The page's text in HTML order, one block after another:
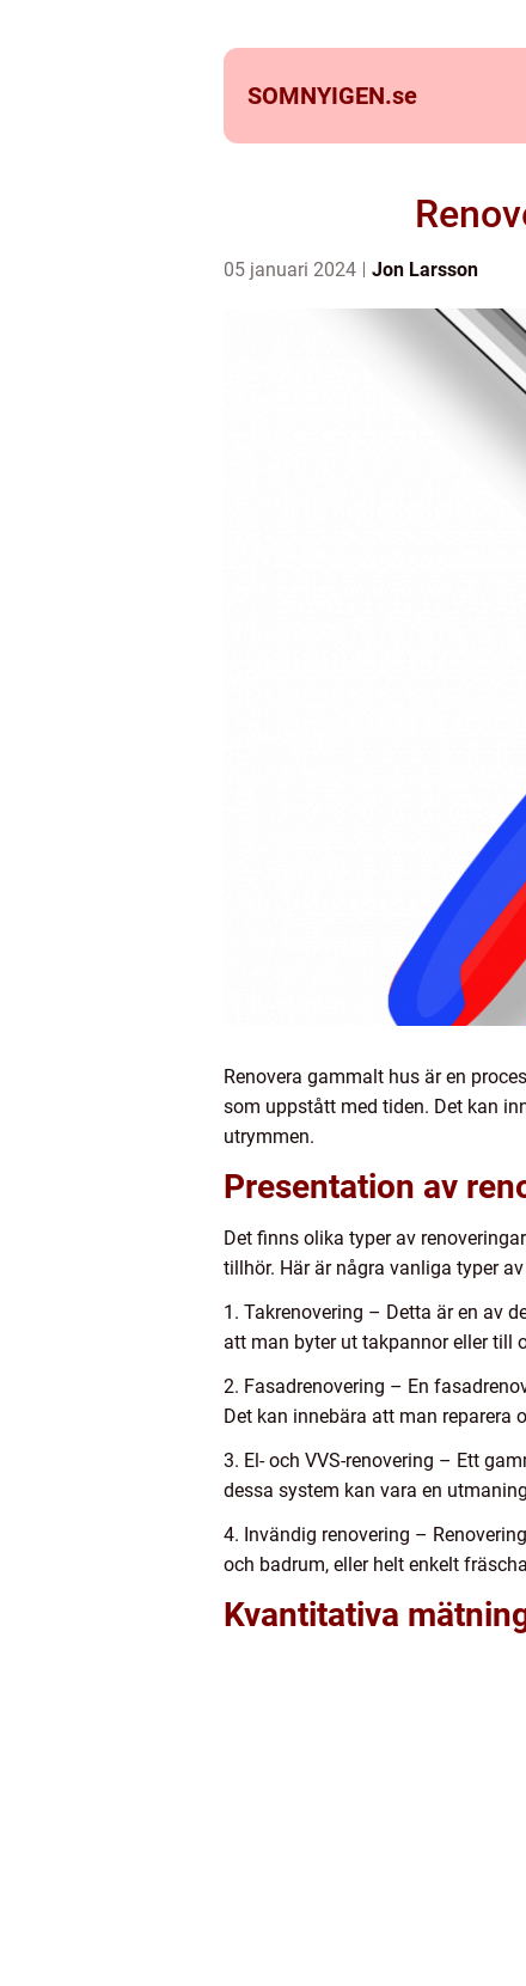
SOMNYIGEN.se
05 januari 2024 Jon Larsson
Renovera gammalt hus är en
som uppstått med tiden. Det kan
utrymmen.
Presentation av
Det finns olika typer av
tillhör. Här är några vanliga typer
1. Takrenovering – Detta är en av
att man byter ut takpannor eller till
2. Fasadrenovering – En
Det kan innebära att man reparera
3. El- och VVS-renovering – Ett
dessa system kan vara en
4. Invändig renovering –
och badrum, eller helt enkelt
Kvantitativa